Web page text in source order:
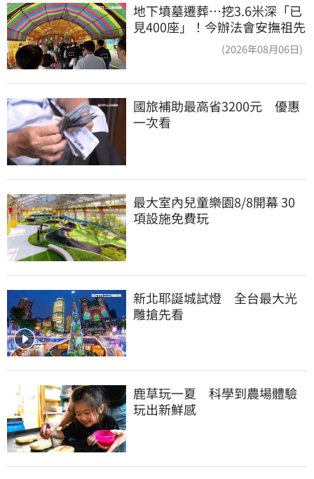
地下墳墓遷葬…挖3.6米深「已
見400座」！今辦法會安撫祖先
(2026年08月06日)
國旅補助最高省3200元　優惠
一次看
最大室內兒童樂園8/8開幕 30
項設施免費玩
新北耶誕城試燈　全台最大光
雕搶先看
鹿草玩一夏　科學到農場體驗
玩出新鮮感